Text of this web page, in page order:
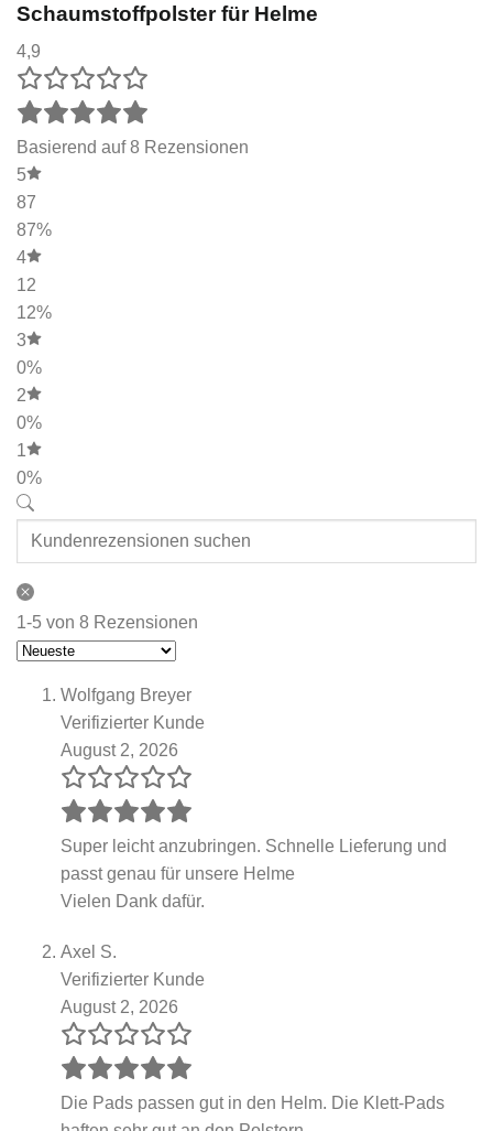
Schaumstoffpolster für Helme
4,9
Basierend auf 8 Rezensionen
5
87
87%
4
12
12%
3
0%
2
0%
1
0%
1-5 von 8 Rezensionen
Wolfgang Breyer
Verifizierter Kunde
August 2, 2026
Super leicht anzubringen. Schnelle Lieferung und
passt genau für unsere Helme
Vielen Dank dafür.
Axel S.
Verifizierter Kunde
August 2, 2026
Die Pads passen gut in den Helm. Die Klett-Pads